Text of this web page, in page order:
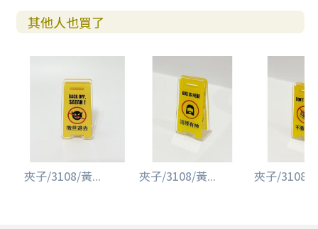
其他人也買了
夾子/3108/黃... 夾子/3108/黃... 夾子/3108/